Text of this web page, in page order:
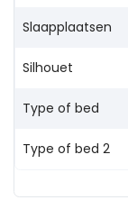
Slaapplaatsen
Silhouet
Type of bed
Type of bed 2